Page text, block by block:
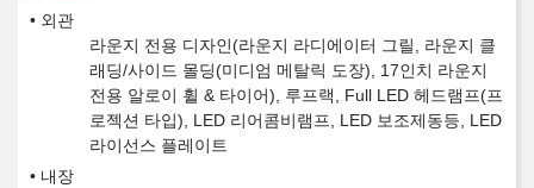
외관
라운지 전용 디자인(라운지 라디에이터 그릴, 라운지 클
래딩/사이드 몰딩(미디엄 메탈릭 도장), 17인치 라운지
전용 알로이 휠 & 타이어), 루프랙, Full LED 헤드램프(프
로젝션 타입), LED 리어콤비램프, LED 보조제동등, LED
라이선스 플레이트
내장